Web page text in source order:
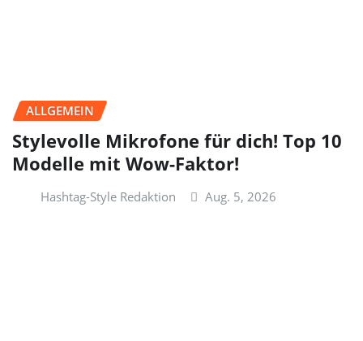
ALLGEMEIN
Stylevolle Mikrofone für dich! Top 10
Modelle mit Wow-Faktor!
Hashtag-Style Redaktion Aug. 5, 2026